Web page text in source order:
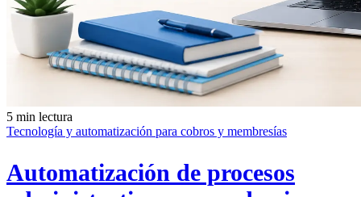
5 min lectura
Tecnología y automatización para cobros y membresías
Automatización de procesos